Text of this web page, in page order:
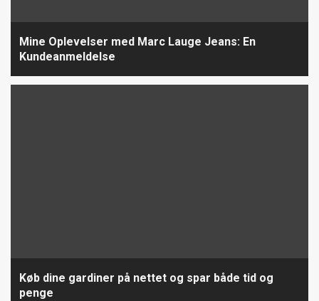
Mine Oplevelser med Marc Lauge Jeans: En
Kundeanmeldelse
Køb dine gardiner på nettet og spar både tid og
penge